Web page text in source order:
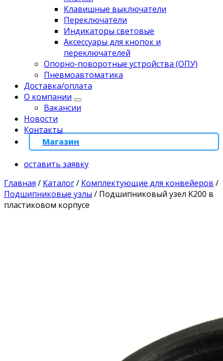
Клавишные выключатели
Переключатели
Индикаторы световые
Аксессуары для кнопок и
переключателей
Опорно-поворотные устройства (ОПУ)
Пневмоавтоматика
Доставка/оплата
О компании
Вакансии
Новости
Контакты
Магазин
оставить заявку
Главная / Каталог/ Комплектующие для конвейеров /
Подшипниковые узлы / Подшипниковый узел K200 в
пластиковом корпусе